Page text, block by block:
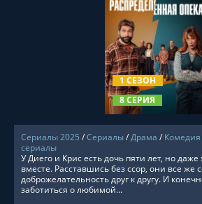
1 СЕЗОН
8 СЕРИЯ
СМОТРЕТЬ ОНЛАЙН
Сериалы 2025 /Сериалы/Драма / Комедия
сериалы
У Диего и Крис есть дочь пяти лет, но
вместе. Расставшись без ссор, они все же
доброжелательность друг к другу. И
заботиться о любимой...